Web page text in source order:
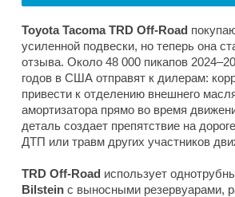
Toyota Tacoma TRD Off-Road
усиленной подвески, но теперь она
отзыва. Около 48 000 пикапов
годов в США отправят к дилерам:
привести к отделению внешнего
амортизатора прямо во время
деталь создает препятствие на
ДТП или травм других участников
TRD Off-Road использует
Bilstein с выносными резервуарами,